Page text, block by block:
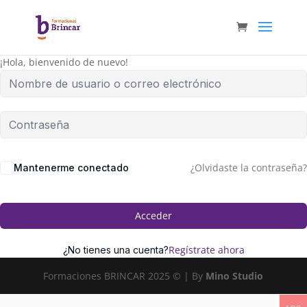
¡Hola, bienvenido de nuevo!
Mantenerme conectado ¿Olvidaste la contraseña?
Acceder
¿No tienes una cuenta?Regístrate ahora
Formaciones BRINCAR 2025 © | By Mino Studio